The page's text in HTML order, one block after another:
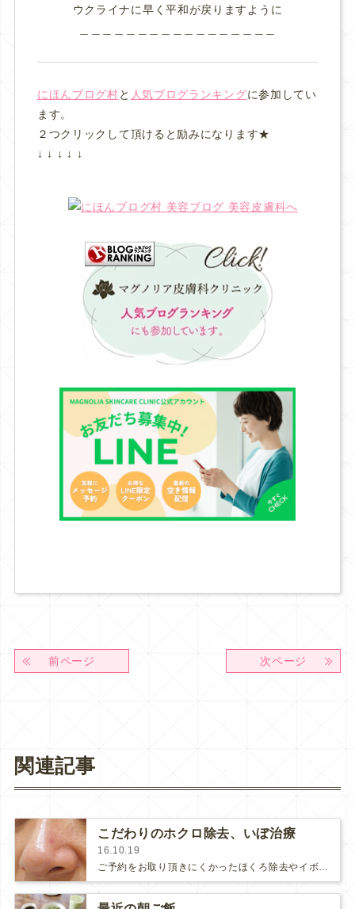
ウクライナに早く平和が戻りますように
にほんブログ村と 人気ブログランキングに参加してい
ます。
２つクリックして頂けると励みになります★
↓ ↓ ↓ ↓ ↓
前ページ 次ページ
関連記事
こだわりのホクロ除去、いぼ治療
16.10.19